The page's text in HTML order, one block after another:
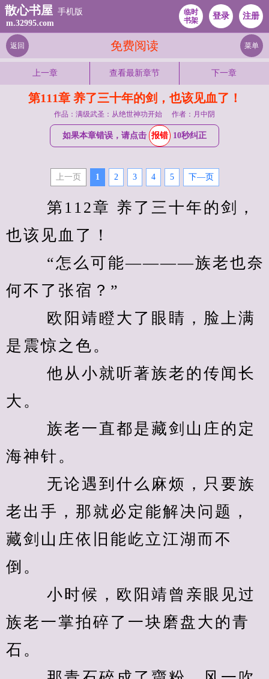
散心书屋 手机版
m.32995.com
临时
书架
登录 注册
免费阅读
返回 菜单
上一章 查看最新章节 下一章
第111章 养了三十年的剑，也该见血了！
作品：满级武圣：从绝世神功开始 作者：月中阴
如果本章错误，请点击 报错 10秒纠正
上一页 1 2 3 4 5 下—页
第112章 养了三十年的剑，
也该见血了！
“怎么可能————族老也奈
何不了张宿？”
欧阳靖瞪大了眼睛，脸上满
是震惊之色。
他从小就听著族老的传闻长
大。
族老一直都是藏剑山庄的定
海神针。
无论遇到什么麻烦，只要族
老出手，那就必定能解决问题，
藏剑山庄依旧能屹立江湖而不
倒。
小时候，欧阳靖曾亲眼见过
族老一掌拍碎了一块磨盘大的青
石。